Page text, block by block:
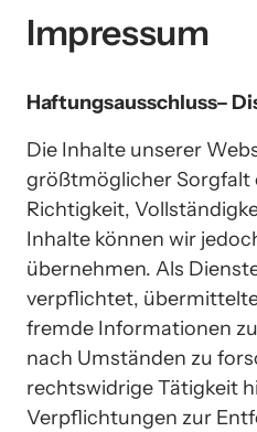
Impressum
Haftungsausschluss–
Die Inhalte unserer
größtmöglicher Sorgfalt
Richtigkeit,
Inhalte können wir
übernehmen. Als
verpflichtet,
fremde Informationen
nach Umständen zu
rechtswidrige Tätigkeit
Verpflichtungen zur